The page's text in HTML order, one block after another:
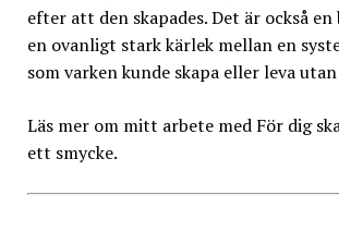
efter att den skapades. Det är också
en ovanligt stark kärlek mellan en
som varken kunde skapa eller leva
Läs mer om mitt arbete med För dig
ett smycke.